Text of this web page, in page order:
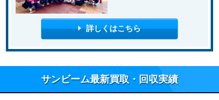
詳しくはこちら
サンビーム最新買取・回収実績